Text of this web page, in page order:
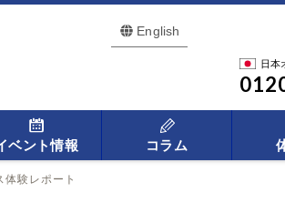
English
日本
ベント情報 コラム
験レポート